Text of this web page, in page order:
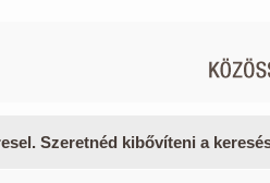
Szeretnéd kibővíteni a